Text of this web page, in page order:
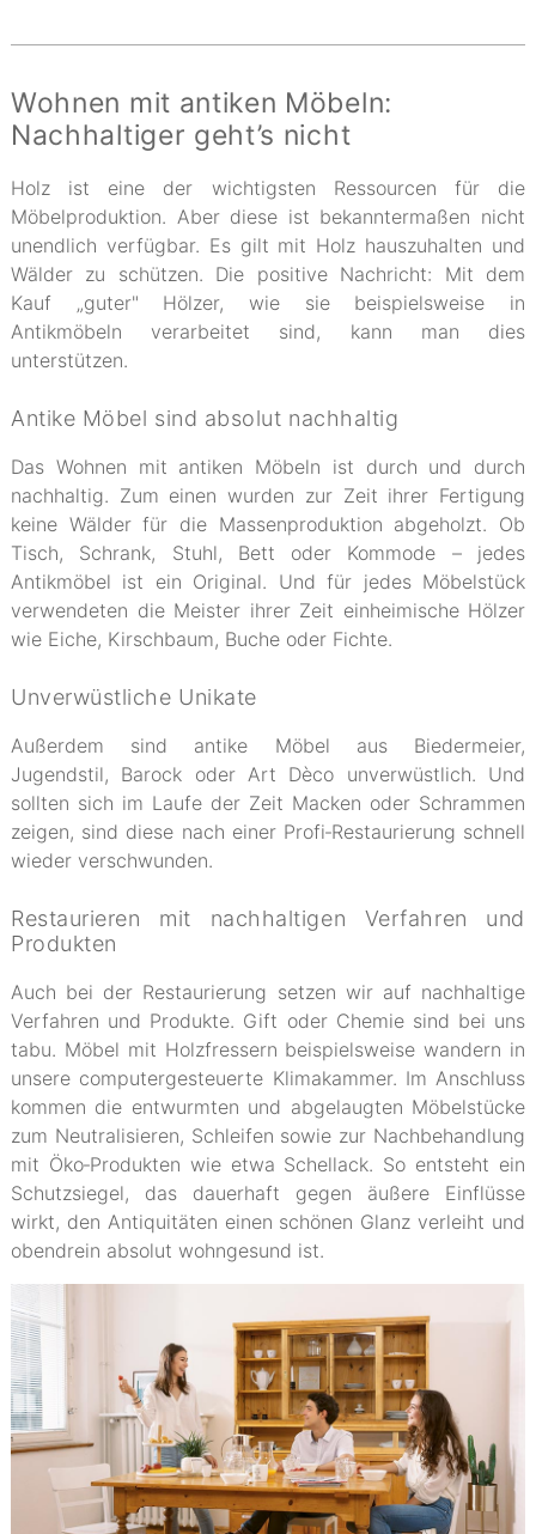
Wohnen mit antiken Möbeln:
Nachhaltiger geht’s nicht
Holz ist eine der wichtigsten Ressourcen für die
Möbelproduktion. Aber diese ist bekanntermaßen nicht
unendlich verfügbar. Es gilt mit Holz hauszuhalten und
Wälder zu schützen. Die positive Nachricht: Mit dem
Kauf „guter" Hölzer, wie sie beispielsweise in
Antikmöbeln verarbeitet sind, kann man dies
unterstützen.
Antike Möbel sind absolut nachhaltig
Das Wohnen mit antiken Möbeln ist durch und durch
nachhaltig. Zum einen wurden zur Zeit ihrer Fertigung
keine Wälder für die Massenproduktion abgeholzt. Ob
Tisch, Schrank, Stuhl, Bett oder Kommode – jedes
Antikmöbel ist ein Original. Und für jedes Möbelstück
verwendeten die Meister ihrer Zeit einheimische Hölzer
wie Eiche, Kirschbaum, Buche oder Fichte.
Unverwüstliche Unikate
Außerdem sind antike Möbel aus Biedermeier,
Jugendstil, Barock oder Art Dèco unverwüstlich. Und
sollten sich im Laufe der Zeit Macken oder Schrammen
zeigen, sind diese nach einer Profi‐Restaurierung schnell
wieder verschwunden.
Restaurieren mit nachhaltigen Verfahren und
Produkten
Auch bei der Restaurierung setzen wir auf nachhaltige
Verfahren und Produkte. Gift oder Chemie sind bei uns
tabu. Möbel mit Holzfressern beispielsweise wandern in
unsere computergesteuerte Klimakammer. Im Anschluss
kommen die entwurmten und abgelaugten Möbelstücke
zum Neutralisieren, Schleifen sowie zur Nachbehandlung
mit Öko‐Produkten wie etwa Schellack. So entsteht ein
Schutzsiegel, das dauerhaft gegen äußere Einflüsse
wirkt, den Antiquitäten einen schönen Glanz verleiht und
obendrein absolut wohngesund ist.